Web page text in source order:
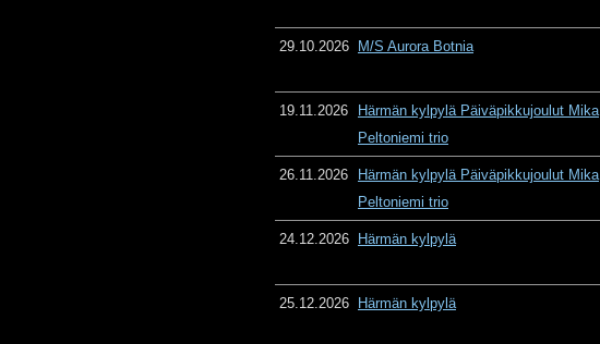
29.10.2026 M/S Aurora Botnia
19.11.2026
Härmän kylpylä Päiväpikkujoulut Mika
Peltoniemi trio
26.11.2026
Härmän kylpylä Päiväpikkujoulut Mika
Peltoniemi trio
24.12.2026 Härmän kylpylä
25.12.2026 Härmän kylpylä